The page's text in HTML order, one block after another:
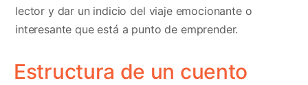
lector y dar un indicio del viaje emocionante o
interesante que está a punto de emprender.
Estructura de un cuento